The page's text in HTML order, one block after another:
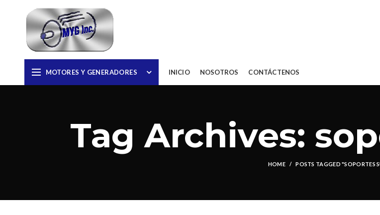
MOTORES Y GENERADORES INICIO NOSOTROS CONTÁCTENOS
Tag Archives:
HOME POSTS TAGGED "SOPORTES